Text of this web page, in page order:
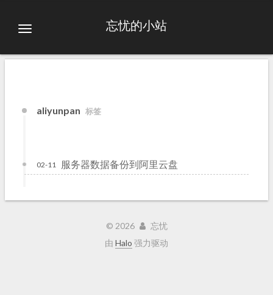
忘忧的小站
aliyunpan 标签
服务器数据备份到阿里云盘
02-11
© 2026
忘忧
由 Halo 强力驱动